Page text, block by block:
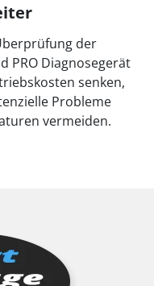
der
PRO Diagnosegerät
senken,
Probleme
vermeiden.